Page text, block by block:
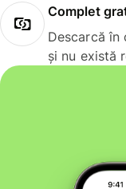
Complet
Descarcă în
și nu există